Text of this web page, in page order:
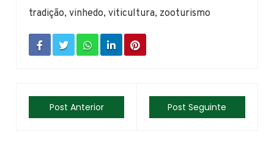
tradição,vinhedo,viticultura, zooturismo
Post Anterior Post Seguinte